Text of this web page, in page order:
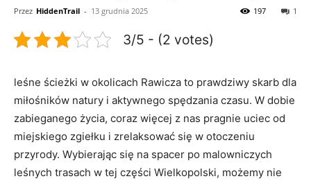
Przez HiddenTrail - 13 grudnia 2025 1
197
3/5 - (2 votes)
leśne ścieżki w okolicach Rawicza to prawdziwy skarb dla
miłośników natury i aktywnego spędzania czasu. W dobie
zabieganego życia, coraz więcej z nas pragnie uciec od
miejskiego zgiełku i zrelaksować się w otoczeniu
przyrody. Wybierając się na spacer po malowniczych
leśnych trasach w tej części Wielkopolski, możemy nie